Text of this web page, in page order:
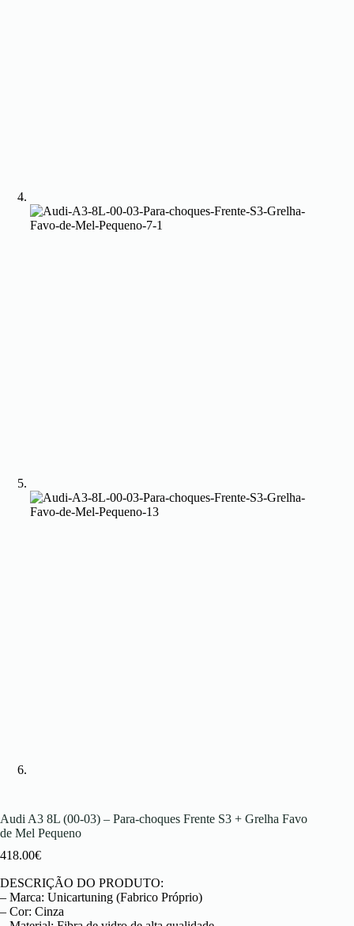
Audi A3 8L (00-03) – Para-choques Frente S3 + Grelha Favo
de Mel Pequeno
418.00€
DESCRIÇÃO DO PRODUTO:
– Marca: Unicartuning (Fabrico Próprio)
– Cor: Cinza